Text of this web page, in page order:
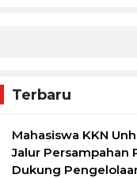
Terbaru
Mahasiswa KKN
Jalur Persampahan
Dukung